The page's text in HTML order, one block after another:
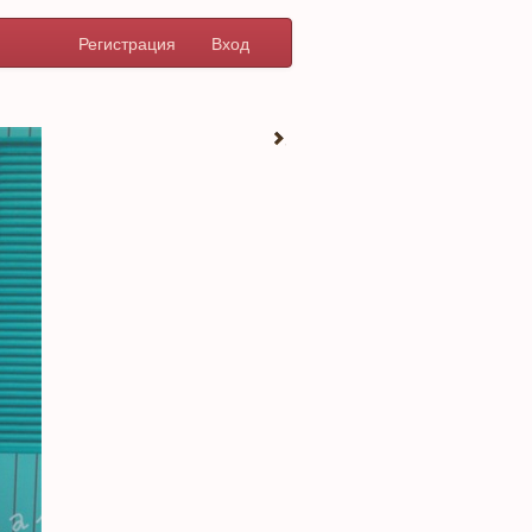
Регистрация Вход